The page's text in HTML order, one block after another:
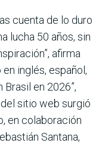
cuenta de lo duro
lucha 50 años, sin
afirma
inglés, español,
Brasil en 2026”,
sitio web surgió
en colaboración
Santana,